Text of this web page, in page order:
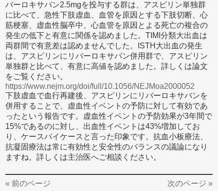
バーロキサバン2.5mgを投与する群は、アスピリン単独群
に比べて、急性下肢虚血、血管を原因とする下肢切断、心
筋梗塞、虚血性脳卒中、心血管を原因とよる死亡の複合の
発生の低下と有意に関係を認めました。TIMI分類大出血は
両群間で有意差は認めませんでした。ISTH大出血の発生
は、アスピリンにリバーロキサバン併用群で、アスピリン
単独群と比べて、有意に高値を認めました。詳しくは論文
をご覧ください。
https://www.nejm.org/doi/full/10.1056/NEJMoa2000052
下肢虚血で血行再建後、アスピリンにリバーロキサバンを
併用することで、虚血性イベントの予防に対して有効であ
ったという報告です。虚血性イベントの予防効果が3年間で
15%であるのに対し、出血性イベントは43%増加してお
り、ケースバイケースと言った印象です。抗血小板療法、
抗凝固療法は常に有効性と安全性のバランスの議論になり
ますね。詳しくは主治医へご相談ください。
« 前のページ 次のページ »